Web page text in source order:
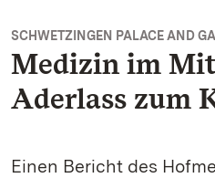
SCHWETZINGEN PALACE AND
Medizin im
Aderlass zum
Einen Bericht des